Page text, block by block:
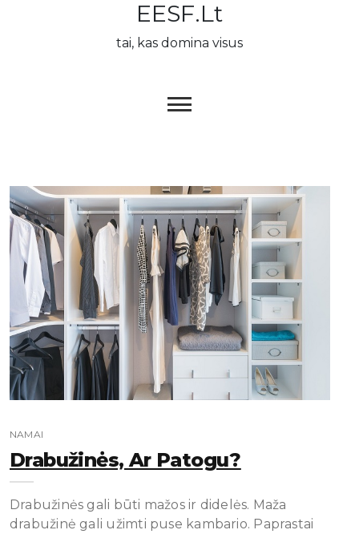
EESF.lt
tai, kas domina visus
NAMAI
Drabužinės, Ar Patogu?
Drabužinės gali būti mažos ir didelės. Maža
drabužinė gali užimti puse kambario. Paprastai